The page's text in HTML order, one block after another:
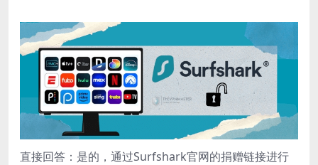
直接回答：是的，通过Surfshark官网的捐赠链接进行